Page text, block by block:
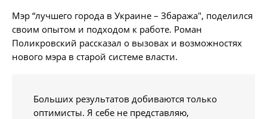
Мэр “лучшего города в Украине – Збаража", поделился
своим опытом и подходом к работе. Роман
Поликровский рассказал о вызовах и возможностях
нового мэра в старой системе власти.
Больших результатов добиваются только
оптимисты. Я себе не представляю,